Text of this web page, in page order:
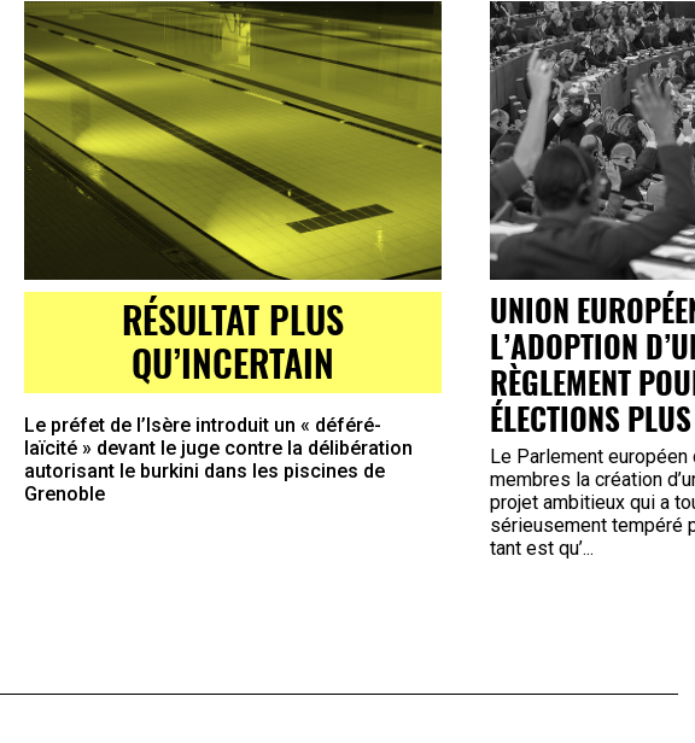
RÉSULTAT PLUS
QU’INCERTAIN
Le préfet de l’Isère introduit un « déféré-
laïcité » devant le juge contre la délibération
autorisant le burkini dans les piscines de
Grenoble
UNION
L’ADOPTION
RÈGLEMENT
ÉLECTIONS
Le Parlement européen
membres la création
projet ambitieux qui a
sérieusement tempéré
tant est qu’...